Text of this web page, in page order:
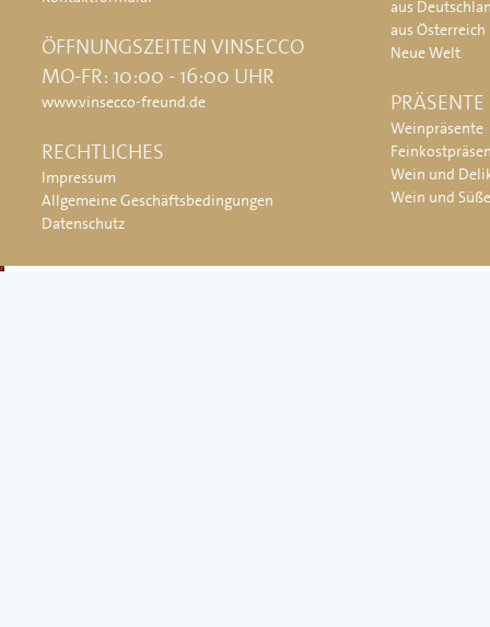
ÖFFNUNGSZEITEN VINSECCO
MO-FR: 10:00 - 16:00 UHR
www.vinsecco-freund.de
RECHTLICHES
Impressum
Allgemeine Geschäftsbedingungen
Datenschutz
aus
aus Österreich
Neue Welt
PRÄSENTE
Weinpräsente
Wein und
Wein und